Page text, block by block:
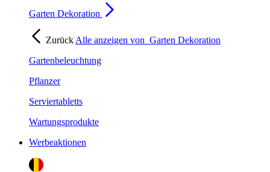
Garten Dekoration
Zurück Alle anzeigen von Garten Dekoration
Gartenbeleuchtung
Pflanzer
Serviertabletts
Wartungsprodukte
Werbeaktionen